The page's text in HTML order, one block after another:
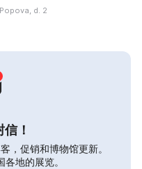
d. 2
！
，促销和博物馆更新。
地的展览。